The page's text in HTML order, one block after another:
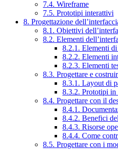
7.4. Wireframe
7.5. Prototipi interattivi
8. Progettazione
8.1. Obiettivi
8.2. Elementi
8.2.1. Elementi
8.2.2. Elementi
8.2.3. Elementi
8.3. Progettare e
8.3.1. Layout di
8.3.2. Prototipi in
8.4. Progettare con il
8.4.1.
8.4.2. Benefici
8.4.3. Risorse
8.4.4. Come
8.5. Progettare con i